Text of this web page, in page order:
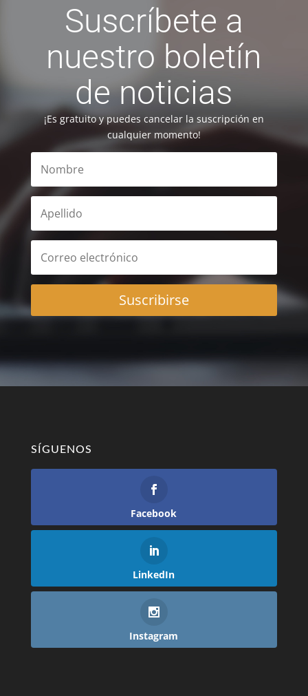
Suscríbete a
nuestro boletín
de noticias
¡Es gratuito y puedes cancelar la suscripción en
cualquier momento!
Suscribirse
SÍGUENOS
Facebook
LinkedIn
Instagram